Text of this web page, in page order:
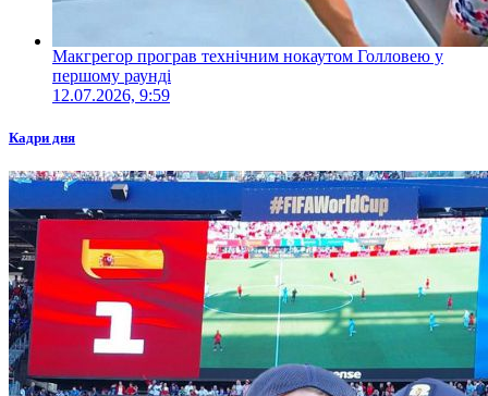
Макгрегор програв технічним нокаутом Голловею у
першому раунді
12.07.2026, 9:59
Кадри дня